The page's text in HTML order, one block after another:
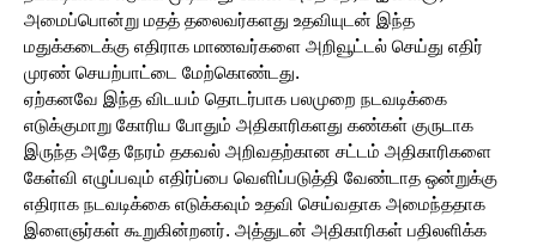
அமைப்பொன்று மதத் தலைவர்களது உதவியுடன் இந்த
மதுக்கடைக்கு எதிராக மாணவர்களை அறிவூட்டல் செய்து எதிர்
முரண் செயற்பாட்டை மேற்கொண்டது.
ஏற்கனவே இந்த விடயம் தொடர்பாக பலமுறை நடவடிக்கை
எடுக்குமாறு கோரிய போதும் அதிகாரிகளது கண்கள் குருடாக
இருந்த அதே நேரம் தகவல் அறிவதற்கான சட்டம் அதிகாரிகளை
கேள்வி எழுப்பவும் எதிர்ப்பை வெளிப்படுத்தி வேண்டாத ஒன்றுக்கு
எதிராக நடவடிக்கை எடுக்கவும் உதவி செய்வதாக அமைந்ததாக
இளைஞர்கள் கூறுகின்றனர். அத்துடன் அதிகாரிகள் பதிலளிக்க